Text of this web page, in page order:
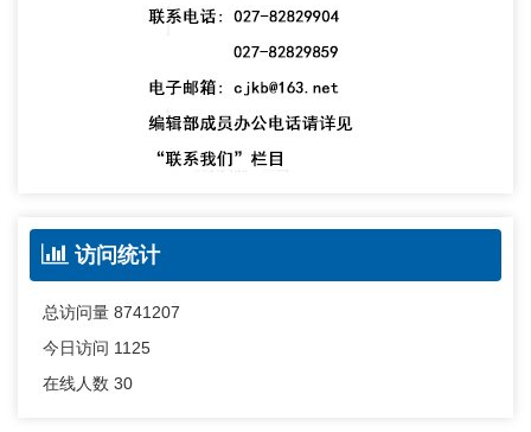
访问统计
总访问量 8741207
今日访问 1125
在线人数 30